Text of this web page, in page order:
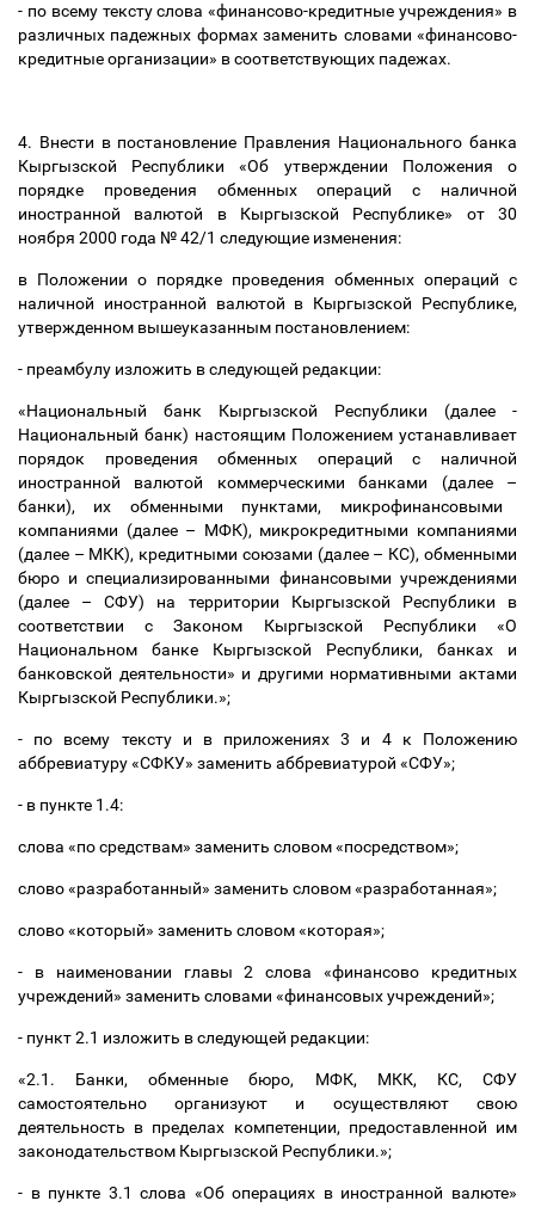
- по всему тексту слова «финансово-кредитные учреждения» в
различных падежных формах заменить словами «финансово-
кредитные организации» в соответствующих падежах.
4. Внести в постановление Правления Национального банка
Кыргызской Республики «Об утверждении Положения о
порядке проведения обменных операций с наличной
иностранной валютой в Кыргызской Республике» от 30
ноября 2000 года № 42/1 следующие изменения:
в Положении о порядке проведения обменных операций с
наличной иностранной валютой в Кыргызской Республике,
утвержденном вышеуказанным постановлением:
- преамбулу изложить в следующей редакции:
«Национальный банк Кыргызской Республики (далее -
Национальный банк) настоящим Положением устанавливает
порядок проведения обменных операций с наличной
иностранной валютой коммерческими банками (далее –
банки), их обменными пунктами, микрофинансовыми
компаниями (далее – МФК), микрокредитными компаниями
(далее – МКК), кредитными союзами (далее – КС), обменными
бюро и специализированными финансовыми учреждениями
(далее – СФУ) на территории Кыргызской Республики в
соответствии с Законом Кыргызской Республики «О
Национальном банке Кыргызской Республики, банках и
банковской деятельности» и другими нормативными актами
Кыргызской Республики.»;
- по всему тексту и в приложениях 3 и 4 к Положению
аббревиатуру «СФКУ» заменить аббревиатурой «СФУ»;
- в пункте 1.4:
слова «по средствам» заменить словом «посредством»;
слово «разработанный» заменить словом «разработанная»;
слово «который» заменить словом «которая»;
- в наименовании главы 2 слова «финансово кредитных
учреждений» заменить словами «финансовых учреждений»;
- пункт 2.1 изложить в следующей редакции:
«2.1. Банки, обменные бюро, МФК, МКК, КС, СФУ
самостоятельно организуют и осуществляют свою
деятельность в пределах компетенции, предоставленной им
законодательством Кыргызской Республики.»;
- в пункте 3.1 слова «Об операциях в иностранной валюте»